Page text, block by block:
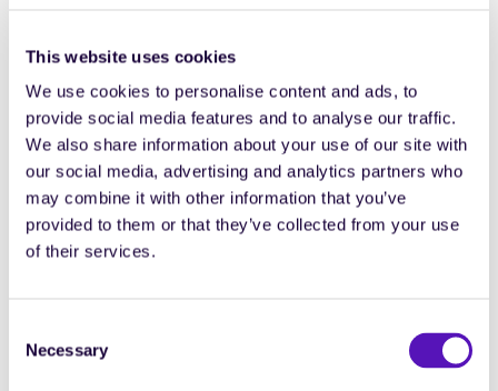
This website uses cookies
We use cookies to personalise content and ads, to
provide social media features and to analyse our traffic.
We also share information about your use of our site with
our social media, advertising and analytics partners who
may combine it with other information that you’ve
provided to them or that they’ve collected from your use
of their services.
Selection
Necessary
incomplète.
Les outils coexistent sans réelle intégration, les
workflows diffèrent selon les entités et la donnée
manque encore de fiabilité. Cette situation crée des
silos qui freinent la performance globale et compliquent
la collaboration, tant en interne qu’avec les fournisseurs.
L’enjeu devient alors d’aligner l’ensemble de
clair permettant de concilier autonomie des métiers et
pilotage centralisé.